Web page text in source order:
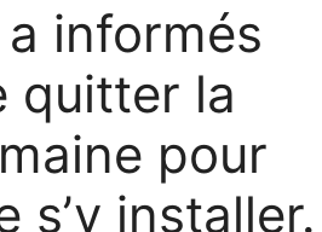
informés
quitter la
pour
s’y installer.